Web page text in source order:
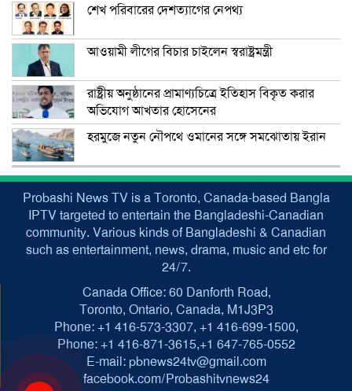
শেখ পরিবারের দেশত্যাগের নেপথ্য
আওয়ামী লীগের বিচার চাইলেন স্বরাষ্ট্রমন্ত্রী
রাষ্ট্রীয় অনুষ্ঠানের প্রামাণ্যচিত্রে ইতিহাস বিকৃত করার
অভিযোগ আখতার হোসেনের
হরমুজে নতুন নৌপথে ওমানের সঙ্গে সমঝোতায় ইরান
Probashi News TV is a Toronto, Canada-based Bangla
IPTV targeted to entertain the Bangladeshi-Canadian
community. Various kinds of Bangladeshi & Canadian
such as entertainment, news, drama, music and etc for
24/7.
Canada Office: 60 Danforth Road,
Toronto, Ontario, Canada, M1J3P3
Phone: +1 416-573-3307, +1 416-699-1500,
Phone: +1 416-871-3615,+1 647-765-0552
E-mail: pbnews24tv@gmail.com
facebook.com/Probashitvnews24